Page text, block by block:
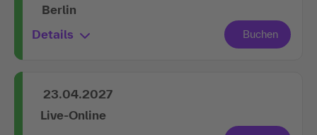
Berlin
Details
23.04.2027
Live-Online